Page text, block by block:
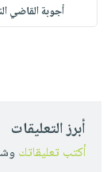
أجوبة القاضي
أبرز التعليقات
أكتب تعليقاتك